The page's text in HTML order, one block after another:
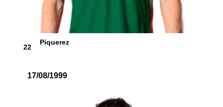
22
Piquerez
17/08/1999